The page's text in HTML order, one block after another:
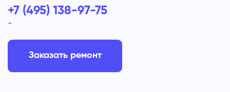
+7 (495) 138-97-75
-
Заказать ремонт